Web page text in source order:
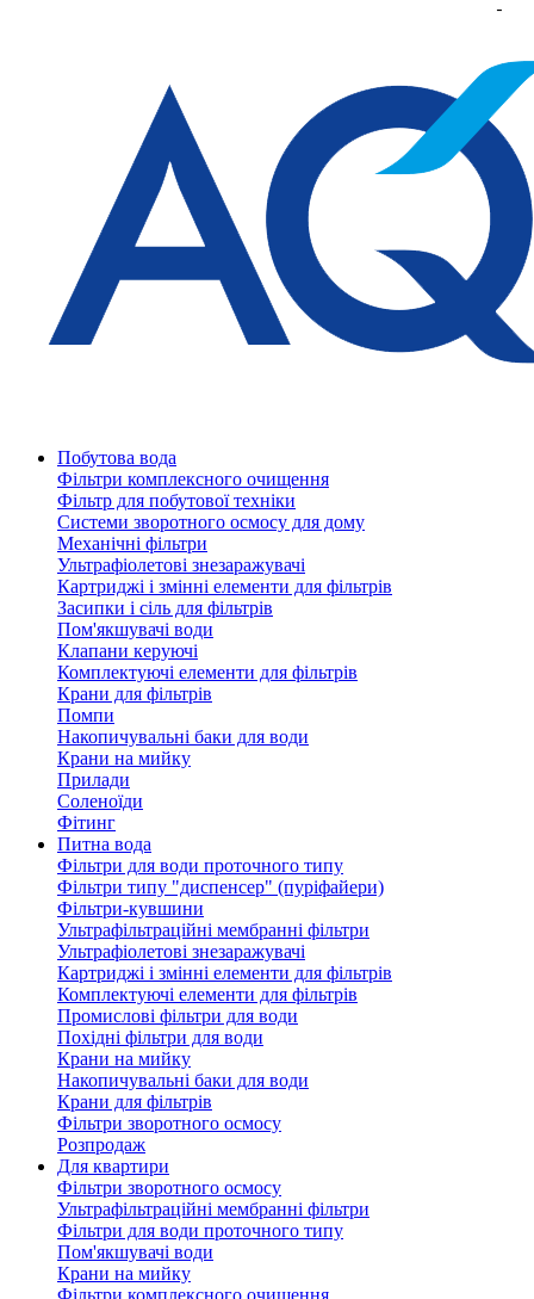
Побутова вода
Фільтри комплексного очищення
Фільтр для побутової техніки
Системи зворотного осмосу для дому
Механічні фільтри
Ультрафіолетові знезаражувачі
Картриджі і змінні елементи для фільтрів
Засипки і сіль для фільтрів
Пом'якшувачі води
Клапани керуючі
Комплектуючі елементи для фільтрів
Крани для фільтрів
Помпи
Накопичувальні баки для води
Крани на мийку
Прилади
Соленоїди
Фітинг
Питна вода
Фільтри для води проточного типу
Фільтри типу "диспенсер" (пуріфайери)
Фільтри-кувшини
Ультрафільтраційні мембранні фільтри
Ультрафіолетові знезаражувачі
Картриджі і змінні елементи для фільтрів
Комплектуючі елементи для фільтрів
Промислові фільтри для води
Похідні фільтри для води
Крани на мийку
Накопичувальні баки для води
Крани для фільтрів
Фільтри зворотного осмосу
Розпродаж
Для квартири
Фільтри зворотного осмосу
Ультрафільтраційні мембранні фільтри
Фільтри для води проточного типу
Пом'якшувачі води
Крани на мийку
Фільтри комплексного очищення